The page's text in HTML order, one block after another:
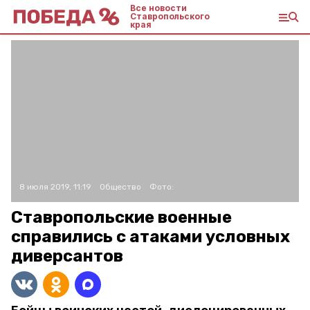
Все новости
Ставропольского
края
8 июля 2019, 11:19 Общество Фото:
Ставропольские военные
справились с атаками условных
диверсантов